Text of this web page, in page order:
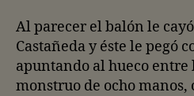
Al parecer el balón le
Castañeda y éste le pegó
apuntando al hueco entre
monstruo de ocho manos,